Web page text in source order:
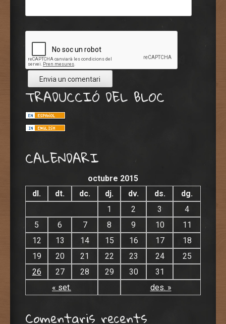
TRADUCCIÓ DEL BLOC
CALENDARI
octubre 2015
dl.
dt. dc. dj. dv. ds. dg.
« set. des. »
1 2 3
4
5
6 7 8 9 10
11
12
13 14 15 16 17
18
19
20 21 22 23 24
25
26
27 28 29 30 31
Comentaris recents